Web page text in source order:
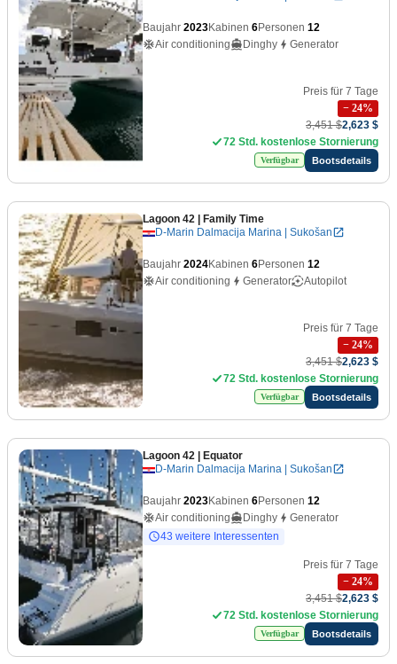
Baujahr 2023Kabinen 6Personen 12
Air conditioning
Dinghy Generator
Preis für 7 Tage
− 24%
3,451 $2,623 $
72 Std. kostenlose Stornierung
Verfügbar Bootsdetails
Lagoon 42 | Family Time
D-Marin Dalmacija Marina | Sukošan
Baujahr 2024Kabinen 6Personen 12
Air conditioning
Generator Autopilot
Preis für 7 Tage
− 24%
3,451 $2,623 $
72 Std. kostenlose Stornierung
Verfügbar Bootsdetails
Lagoon 42 | Equator
D-Marin Dalmacija Marina | Sukošan
Baujahr 2023Kabinen 6Personen 12
Air conditioning
Dinghy
Generator
43 weitere Interessenten
Preis für 7 Tage
− 24%
3,451 $2,623 $
72 Std. kostenlose Stornierung
Verfügbar Bootsdetails